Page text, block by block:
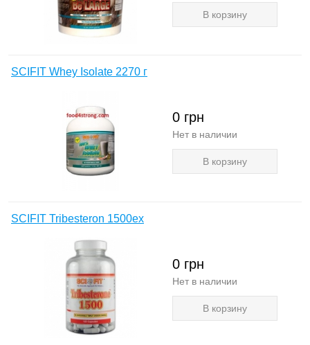
В корзину
SCIFIT Whey Isolate 2270 г
0 грн
Нет в наличии
В корзину
SCIFIT Tribesteron 1500ex
0 грн
Нет в наличии
В корзину